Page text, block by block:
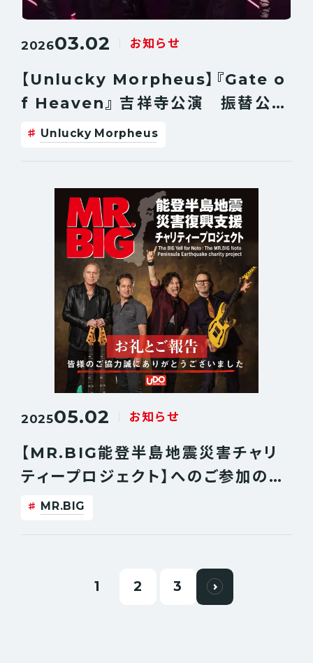
202603.02 お知らせ
【Unlucky Morpheus】『Gate o
f Heaven』 吉祥寺公演 振替公演
日程決定のお知らせ
Unlucky Morpheus
202505.02 お知らせ
【MR.BIG能登半島地震災害チャリ
ティープロジェクト】へのご参加のお
礼とご報告
MR.BIG
1 2 3